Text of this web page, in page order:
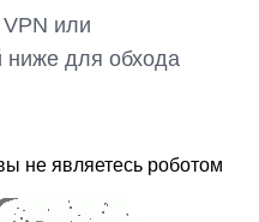
или
ниже для обхода
не являетесь роботом